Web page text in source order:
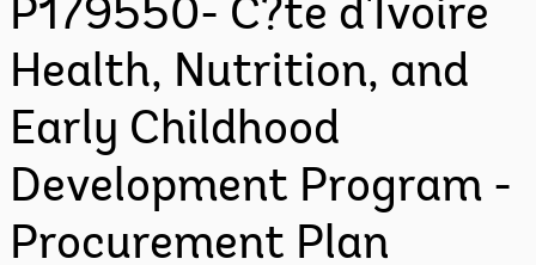
P179550- C?te d'Ivoire
Health, Nutrition, and
Early Childhood
Development Program -
Procurement Plan